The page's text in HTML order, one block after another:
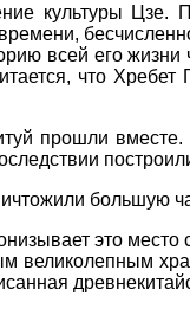
культуры Цзе.
всей его жизни
что
прошли вместе.
большую
это
великолепным